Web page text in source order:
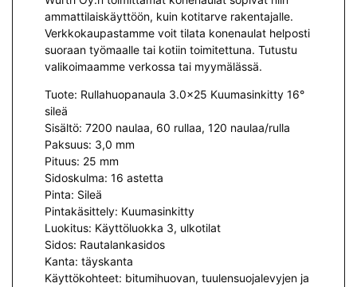
ammattilaiskäyttöön, kuin kotitarve rakentajalle.
Verkkokaupastamme voit tilata konenaulat helposti
suoraan työmaalle tai kotiin toimitettuna. Tutustu
valikoimaamme verkossa tai myymälässä.
Tuote: Rullahuopanaula 3.0×25 Kuumasinkitty 16°
sileä
Sisältö: 7200 naulaa, 60 rullaa, 120 naulaa/rulla
Paksuus: 3,0 mm
Pituus: 25 mm
Sidoskulma: 16 astetta
Pinta: Sileä
Pintakäsittely: Kuumasinkitty
Luokitus: Käyttöluokka 3, ulkotilat
Sidos: Rautalankasidos
Kanta: täyskanta
Käyttökohteet: bitumihuovan, tuulensuojalevyjen ja